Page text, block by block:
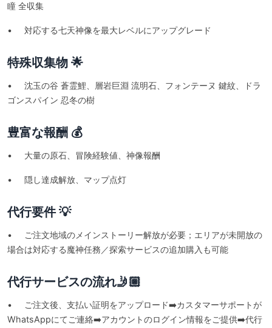
瞳 全収集
• 対応する七天神像を最大レベルにアップグレード
特殊収集物 🌟
• 沈玉の谷 蒼霊鯉、層岩巨淵 流明石、フォンテーヌ 鍵紋、ドラ
ゴンスパイン 忍冬の樹
豊富な報酬 💰
• 大量の原石、冒険経験値、神像報酬
• 隠し達成解放、マップ点灯
代行要件 💡
• ご注文地域のメインストーリー解放が必要；エリアが未開放の
場合は対応する魔神任務／探索サービスの追加購入も可能
代行サービスの流れ🤳🏼
• ご注文後、支払い証明をアップロード➡️カスタマーサポートが
WhatsAppにてご連絡➡️アカウントのログイン情報をご提供➡️代行